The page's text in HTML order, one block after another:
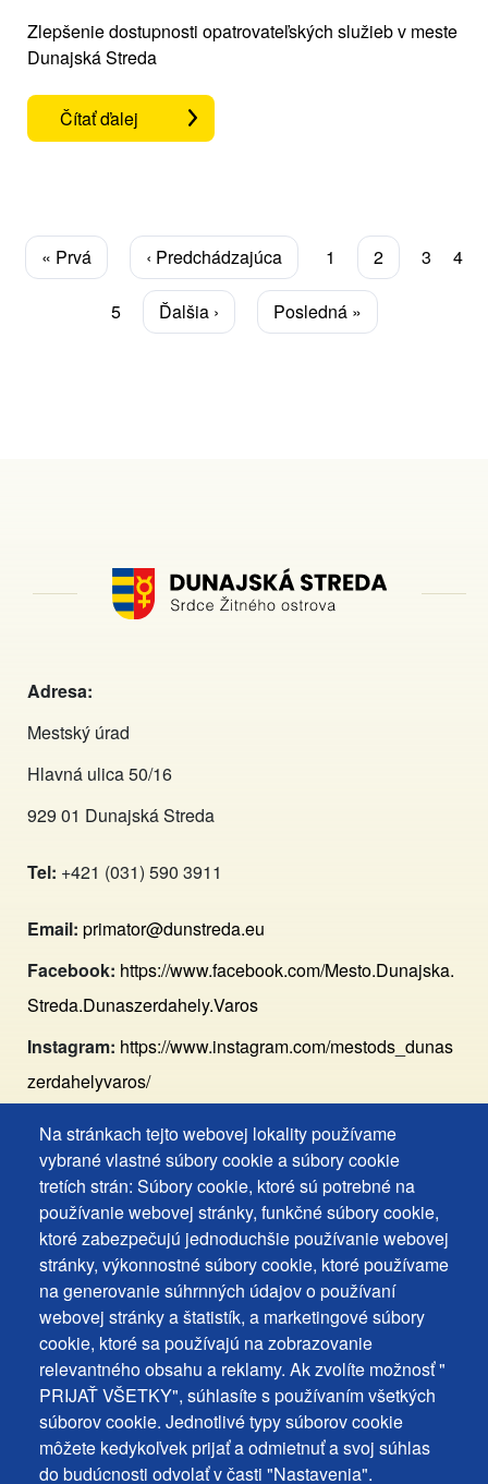
Na stránkach tejto webovej lokality používame
vybrané vlastné súbory cookie a súbory cookie
tretích strán: Súbory cookie, ktoré sú potrebné na
používanie webovej stránky, funkčné súbory cookie,
ktoré zabezpečujú jednoduchšie používanie webovej
stránky, výkonnostné súbory cookie, ktoré používame
na generovanie súhrnných údajov o používaní
webovej stránky a štatistík, a marketingové súbory
cookie, ktoré sa používajú na zobrazovanie
relevantného obsahu a reklamy. Ak zvolíte možnosť "
PRIJAŤ VŠETKY", súhlasíte s používaním všetkých
súborov cookie. Jednotlivé typy súborov cookie
môžete kedykoľvek prijať a odmietnuť a svoj súhlas
do budúcnosti odvolať v časti "Nastavenia".
Zlepšenie dostupnosti opatrovateľských služieb v meste
Dunajská Streda
Čítať ďalej
Stránkovanie
Prvá
strana
« Prvá
Predchádzajúca
strana
‹ Predchádzajúca Page
1
Aktuálna
stránka
2 Page
3 4
Page
5
Ďalšia
strana
Ďalšia ›
Posledná
strana
Posledná »
Adresa:
Mestský úrad
Hlavná ulica 50/16
929 01 Dunajská Streda
Tel: +421 (031) 590 3911
Email: primator@dunstreda.eu
Facebook: https://www.facebook.com/Mesto.Dunajska.
Streda.Dunaszerdahely.Varos
Instagram: https://www.instagram.com/mestods_dunas
zerdahelyvaros/
Footer
MENU
Kontakty
Mapa stránky
Mestské správy
Footer
Cookies
+
ochrana
osobných
udajov
Vyhlásenie o prístupnosti
Často kladené otázky
Ochrana osobných údajov
Používanie súborov cookies
Nastavenie cookies
Podnety a spätná väzba